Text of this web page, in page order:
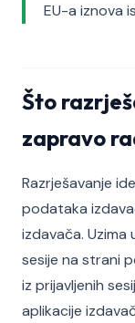
EU-a iznova
Što
zapravo
Razrješavanje
podataka
izdavača.
sesije na strani
iz prijavljenih
aplikacije